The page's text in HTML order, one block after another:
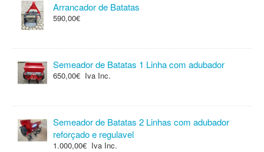
Arrancador de Batatas
590,00€
Semeador de Batatas 1 Linha com adubador
650,00€ Iva Inc.
Semeador de Batatas 2 Linhas com adubador
reforçado e regulavel
1.000,00€ Iva Inc.